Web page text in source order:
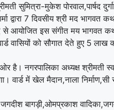
सुमित्रा-मुकेश पोरवाल,पार्षद
द्वारा 7 दिवसीय श्री मद भागवत
से आयोजित इस संगीत मय भागवत
वार्ड वासियों को सौगात देते हुए 5
है। नगरपालिका अध्यक्ष श्रीमती
वार्ड में खेल मैदान,नाला
बागड़ी,ओमप्रकाश